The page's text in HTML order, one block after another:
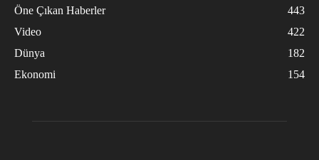
Öne Çıkan Haberler
443
Video
422
Dünya
182
Ekonomi
154